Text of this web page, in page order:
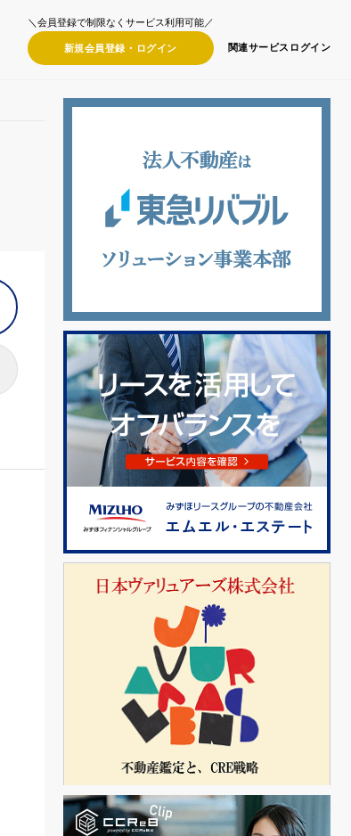
＼会員登録で制限なくサービス利用可能／
新規会員登録・ ログイン 関連サービス ログイン